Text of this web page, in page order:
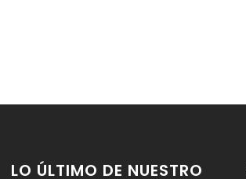
LO ÚLTIMO DE NUESTRO